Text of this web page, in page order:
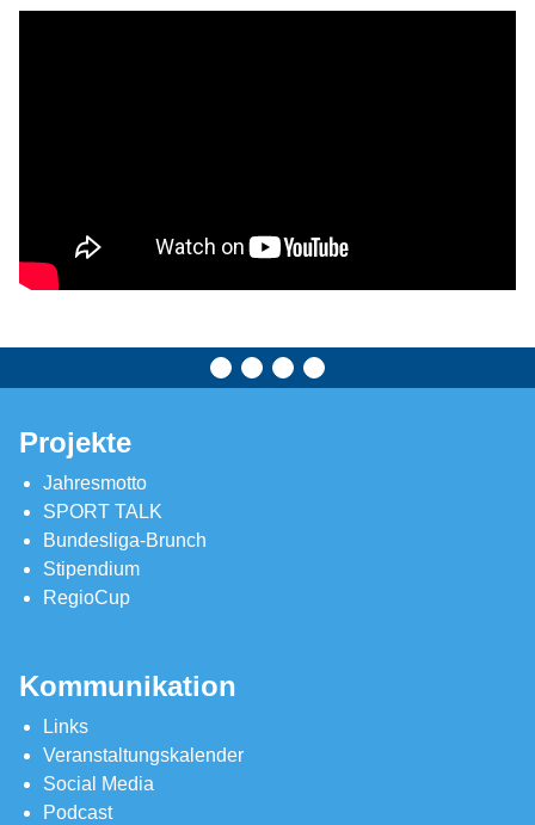
Projekte
Jahresmotto
SPORT TALK
Bundesliga-Brunch
Stipendium
RegioCup
Kommunikation
Links
Veranstaltungskalender
Social Media
Podcast